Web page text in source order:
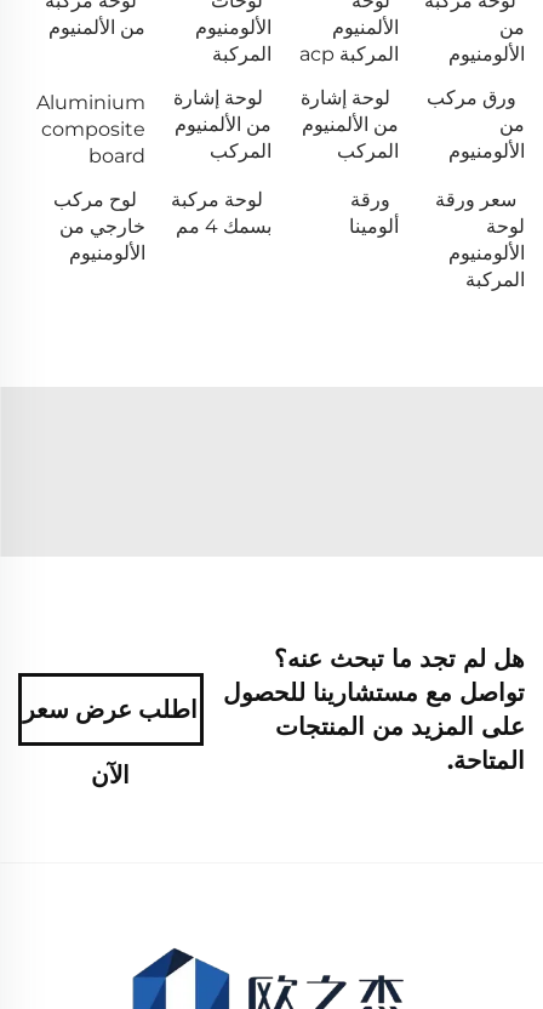
من
الألومنيوم
الألمنيوم
المركبة acp
الألومنيوم
المركبة
من الألمنيوم
ورق مركب
من
الألومنيوم
لوحة إشارة
من الألمنيوم
المركب
لوحة إشارة
من الألمنيوم
المركب
Aluminium
composite
board
سعر ورقة
لوحة
الألومنيوم
المركبة
ورقة
ألومينا
لوحة مركبة
بسمك 4 مم
لوح مركب
خارجي من
الألومنيوم
هل لم تجد ما تبحث عنه؟
تواصل مع مستشارينا للحصول
على المزيد من المنتجات
المتاحة.
اطلب عرض سعر
الآن